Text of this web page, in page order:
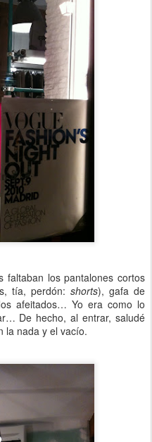
faltaban los pantalones cortos
tía, perdón: shorts), gafa de
afeitados… Yo era como lo
De hecho, al entrar, saludé
la nada y el vacío.